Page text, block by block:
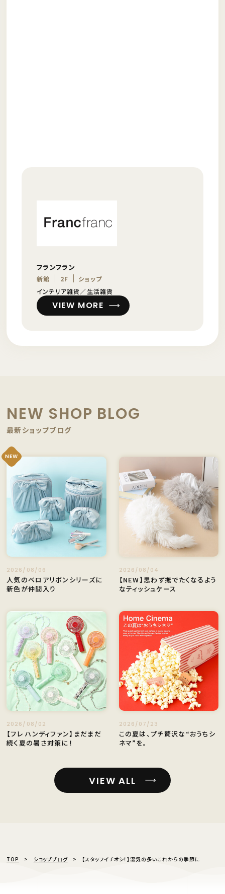
フランフラン
新館 2F
ショップ
インテリア雑貨／生活雑貨
VIEW MORE
NEW SHOP BLOG
最新ショップブログ
NEW
2026/08/06
人気のベロアリボンシリーズに
新色が仲間入り
2026/08/04
【NEW】思わず撫でたくなるよう
なティッシュケース
2026/08/02
【フレ ハンディファン】まだまだ
続く夏の暑さ対策に！
2026/07/23
この夏は、プチ贅沢な“おうちシ
ネマ”を。
VIEW ALL
TOP ショップブログ 【スタッフイチオシ！】湿気の多いこれからの季節に